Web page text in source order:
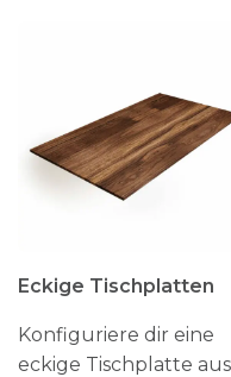
Eckige Tischplatten
Konfiguriere dir eine
eckige Tischplatte aus